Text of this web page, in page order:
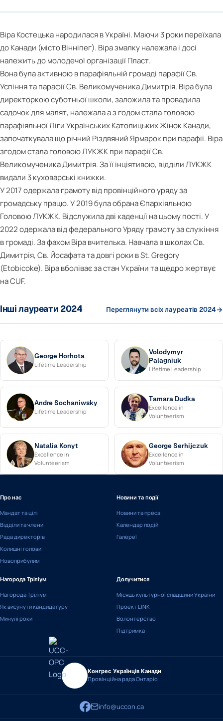
Віра Костецька народилася в Україні. Маючи 3 роки переїхала
до Канади (місто Вінніпег). Віра змалку належала і досі
належить до молодечої організації Пласт.
Вона була активною в парафіяльній громаді парафії Св.
Успіння та парафії Св. Великомученика Димитрія. Віра була
директоркою суботньої школи, заложила та провадила
садочок для малят, належала а з годом стала головою
парафіяльної Ліги Українських Католицьких Жінок Канади,
започаткувала що річний Різдвяний Ярмарок при парафії. Віра
згодом стала головою ЛУКЖК при парафії Св.
Великомученика Димитрія. За її інціятивою, відділи ЛУКЖК
видали 3 куховарські книжки.
У 2017 одержала грамоту від провінційного уряду за
громадську працю. У 2019 була обрана Єпархіяльною
Головою ЛУКЖК. Відслужила дві каденції на цьому пості. У
2022 одержала від федерального Уряду грамоту за служіння
в громаді. За фахом Віра вчителька. Навчала в школах Св.
Димитрія, Св. Йосафата та довгі роки в St. Gregory
(Etobicoke). Віра вболіває за стан України та щедро жертвує
на CUF.
Інші лауреати 2024 Переглянути всіх лауреатів 2024
George Horhota
Lifetime Leadership
Volodymyr
Palagniuk
Lifetime Leadership
Andre Sochaniwsky
Lifetime Leadership
Tamara Dudka
Excellence in
Volunteerism
Natalia Konyt
Excellence in
Volunteerism
George Serhijczuk
Excellence in
Volunteerism
Про нас
Мандат та цілі
Відділи та члени
Рада директорів
Колишні голови
Новоприбулим
Новини та події
Новини та преса
Календар подій
Галереї
Нагорода Тріліум
Нагорода Тріліум
Як висунути кандидатуру
Минулі роки
Долучитися
Місяць культурної спадщини України
Проект LINK
Волонтерство
Підтримка
Конгрес Українців Канади
Провінційна рада Онтаріо
info@uccon.ca